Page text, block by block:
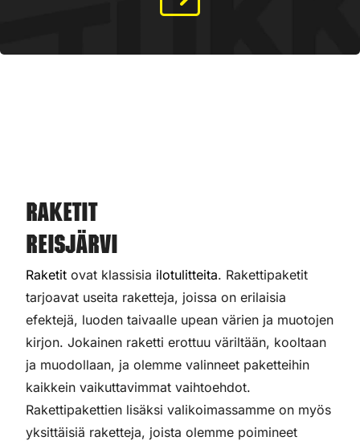
Raketit
Reisjärvi
Raketit ovat klassisia ilotulitteita. Rakettipaketit
tarjoavat useita raketteja, joissa on erilaisia
efektejä, luoden taivaalle upean värien ja muotojen
kirjon. Jokainen raketti erottuu väriltään, kooltaan
ja muodollaan, ja olemme valinneet paketteihin
kaikkein vaikuttavimmat vaihtoehdot.
Rakettipakettien lisäksi valikoimassamme on myös
yksittäisiä raketteja, joista olemme poimineet